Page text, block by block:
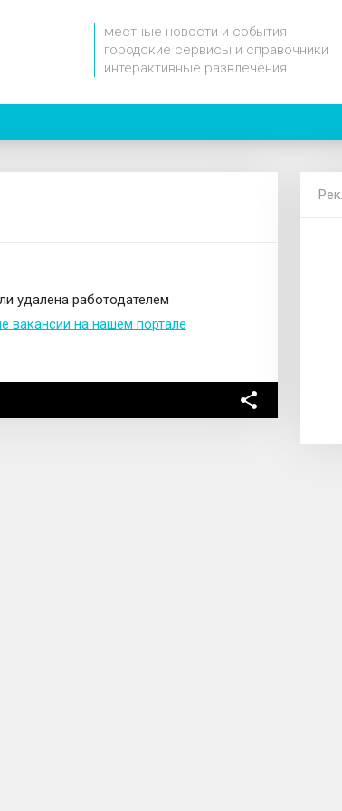
местные новости и события
городские сервисы и справочники
интерактивные развлечения
удалена работодателем
вакансии на нашем портале